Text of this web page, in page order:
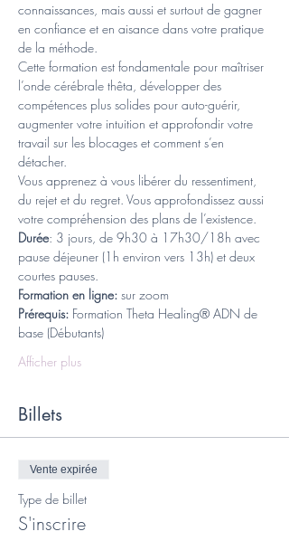
connaissances, mais aussi et surtout de gagner
en confiance et en aisance dans votre pratique
de la méthode.
Cette formation est fondamentale pour maîtriser
l’onde cérébrale thêta, développer des
compétences plus solides pour auto-guérir,
augmenter votre intuition et approfondir votre
travail sur les blocages et comment s’en
détacher.
Vous apprenez à vous libérer du ressentiment,
du rejet et du regret. Vous approfondissez aussi
votre compréhension des plans de l’existence.
Durée: 3 jours, de 9h30 à 17h30/18h avec
pause déjeuner (1h environ vers 13h) et deux
courtes pauses.
Formation en ligne: sur zoom
Prérequis: Formation Theta Healing® ADN de
base (Débutants)
Afficher plus
Billets
Vente expirée
Type de billet
S'inscrire